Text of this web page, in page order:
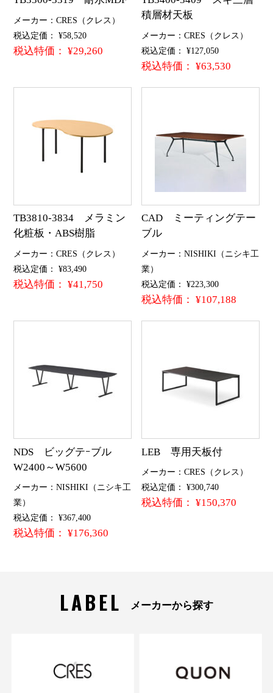
メーカー：CRES（クレス）
税込定価： ¥58,520
税込特価： ¥29,260
積層材天板
メーカー：CRES（クレス）
税込定価： ¥127,050
税込特価： ¥63,530
TB3810-3834 メラミン
化粧板・ABS樹脂
メーカー：CRES（クレス）
税込定価： ¥83,490
税込特価： ¥41,750
CAD ミーティングテー
ブル
メーカー：NISHIKI（ニシキ工
業）
税込定価： ¥223,300
税込特価： ¥107,188
NDS ビッグテｰブル
W2400～W5600
メーカー：NISHIKI（ニシキ工
業）
税込定価： ¥367,400
税込特価： ¥176,360
LEB 専用天板付
メーカー：CRES（クレス）
税込定価： ¥300,740
税込特価： ¥150,370
LABEL メーカーから探す